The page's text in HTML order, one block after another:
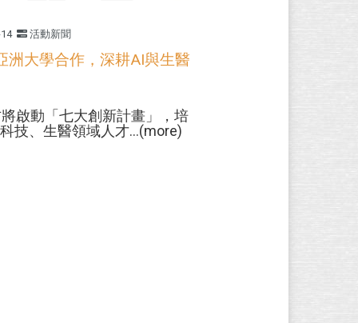
活動新聞
洲大學合作，深耕AI與生醫
啟動「七大創新計畫」，培
技、生醫領域人才...(more)